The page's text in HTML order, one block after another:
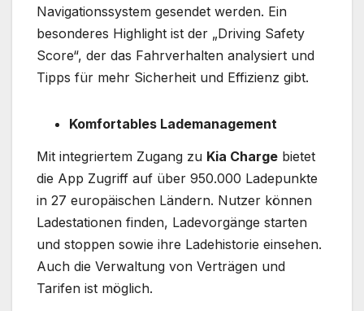
Navigationssystem gesendet werden. Ein
besonderes Highlight ist der „Driving Safety
Score“, der das Fahrverhalten analysiert und
Tipps für mehr Sicherheit und Effizienz gibt.
Komfortables Lademanagement
Mit integriertem Zugang zu Kia Charge bietet
die App Zugriff auf über 950.000 Ladepunkte
in 27 europäischen Ländern. Nutzer können
Ladestationen finden, Ladevorgänge starten
und stoppen sowie ihre Ladehistorie einsehen.
Auch die Verwaltung von Verträgen und
Tarifen ist möglich.